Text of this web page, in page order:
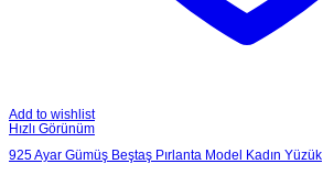
Add to wishlist
Hızlı Görünüm
925 Ayar Gümüş Beştaş Pırlanta Model Kadın Yüzük